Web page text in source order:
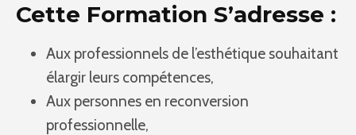
Cette Formation S’adresse :
Aux professionnels de l’esthétique souhaitant
élargir leurs compétences,
Aux personnes en reconversion
professionnelle,